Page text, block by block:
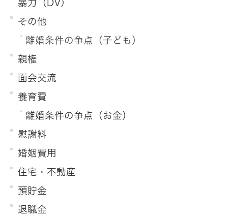
暴力（DV）
その他
離婚条件の争点（子ども）
親権
面会交流
養育費
離婚条件の争点（お金）
慰謝料
婚姻費用
住宅・不動産
預貯金
退職金